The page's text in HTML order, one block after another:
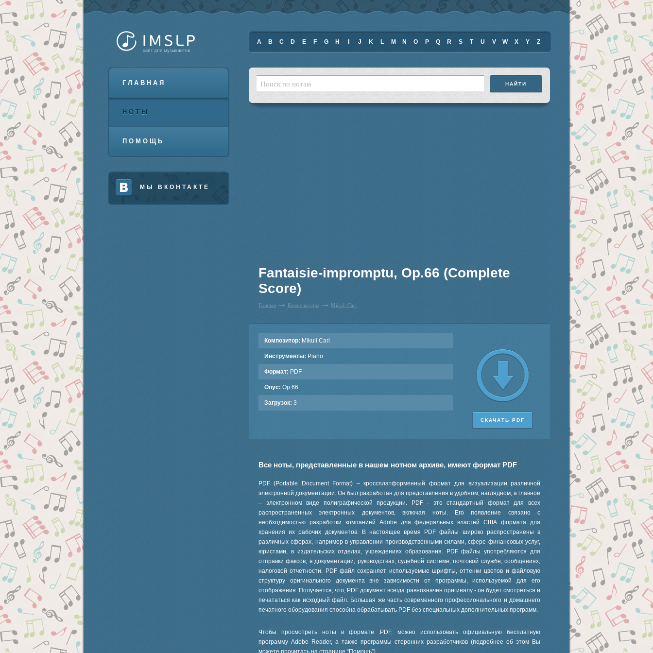
ГЛАВНАЯ
НОТЫ
ПОМОЩЬ
МЫ ВКОНТАКТЕ
A B C D E F G H J K L M N O P Q R S T U V W X Y Z
Fantaisie-impromptu, Op.66 (Complete
Score)
Главная Композиторы Mikuli Carl
Композитор: Mikuli Carl
Инструменты: Piano
Формат: PDF
Опус: Op.66
Загрузок: 3
СКАЧАТЬ PDF
Все ноты, представленные в нашем нотном архиве, имеют формат PDF
PDF (Portable Document Format) – кроссплатформенный формат для визуализации различной
электронной документации. Он был разработан для представления в удобном, наглядном, а главное
– электронном виде полиграфической продукции. PDF - это стандартный формат для всех
распространенных электронных документов, включая ноты. Его появление связано с
необходимостью разработки компанией Adobe для федеральных властей США формата для
хранения их рабочих документов. В настоящее время PDF файлы широко распространены в
различных сферах, например в управлении производственными силами, сфере финансовых услуг,
юристами, в издательских отделах, учреждениях образования. PDF файлы употребляются для
отправки факсов, в документации, руководствах, судебной системе, почтовой службе, сообщениях,
налоговой отчетности. PDF файл сохраняет используемые шрифты, оттенки цветов и файловую
структуру оригинального документа вне зависимости от программы, используемой для его
отображения. Получается, что, PDF документ всегда равнозначен оригиналу - он будет смотреться и
печататься как исходный файл. Большая же часть современного профессионального и домашнего
печатного оборудования способна обрабатывать PDF без специальных дополнительных программ.
Чтобы просмотреть ноты в формате .PDF, можно использовать официальную бесплатную
программу Adobe Reader, а также программы сторонних разработчиков (подробнее об этом Вы
можете прочитать на странице “Помощь”).